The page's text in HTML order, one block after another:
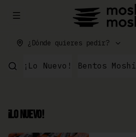
Abrir menu de navegación
¿Dónde quieres pedir?
¡Lo Nuevo! Bentos Moshi
¡Lo Nuevo!